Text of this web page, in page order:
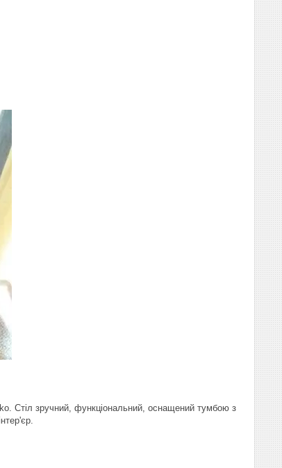
Стіл зручний, функціональний, оснащений тумбою з